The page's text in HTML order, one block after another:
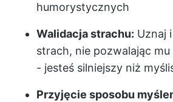
humorystycznych
Walidacja strachu: Uznaj
strach, nie pozwalając
- jesteś silniejszy niż
Przyjęcie sposobu